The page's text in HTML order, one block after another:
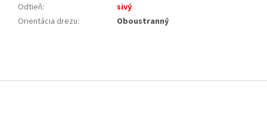
Odtieň:
sivý
Orientácia drezu: Oboustranný
á